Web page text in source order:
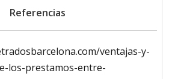
Referencias
ventajas-y-
los-prestamos-entre-